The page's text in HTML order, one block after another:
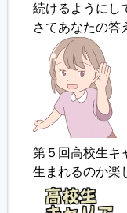
続けるようにし
さてあなたの答
第５回高校生キ
生まれるのか楽